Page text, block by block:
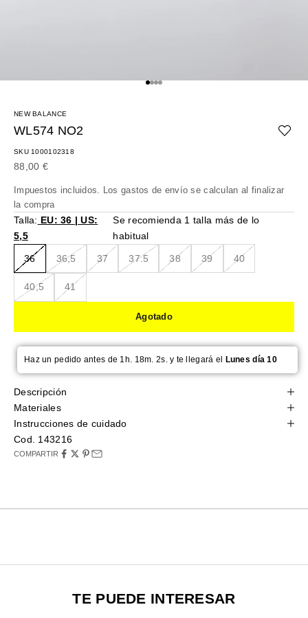
Ir al artículo 1
Ir al artículo 2
Ir al artículo 3
Ir al artículo 4
NEW BALANCE
WL574 NO2
SKU 1000102318
Precio de oferta
88,00 €
Impuestos incluidos. Los gastos de envío se calculan al finalizar
la compra
Talla: EU: 36 | US:
5,5
Se recomienda 1 talla más de lo
habitual
36 36,5 37 37.5 38 39 40
40,5 41
Agotado
Haz un pedido antes de 1h. 18m. 1s. y te llegará el Lunes día 10
Descripción
Materiales
Instrucciones de cuidado
Cod. 143216
COMPARTIR
TE PUEDE INTERESAR